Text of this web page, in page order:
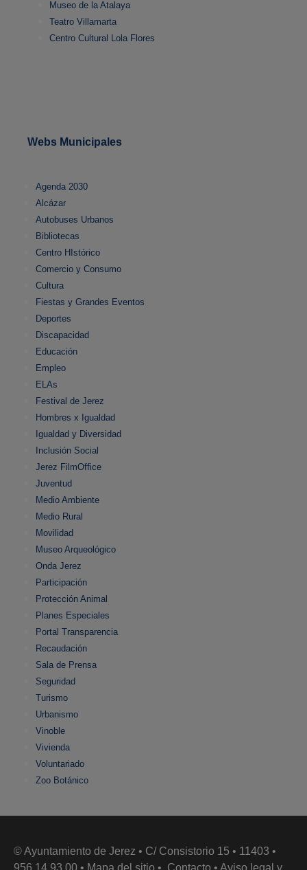
Museo de la Atalaya
Teatro Villamarta
Centro Cultural Lola Flores
Webs Municipales
Agenda 2030
Alcázar
Autobuses Urbanos
Bibliotecas
Centro HIstórico
Comercio y Consumo
Cultura
Fiestas y Grandes Eventos
Deportes
Discapacidad
Educación
Empleo
ELAs
Festival de Jerez
Hombres x Igualdad
Igualdad y Diversidad
Inclusión Social
Jerez FilmOffice
Juventud
Medio Ambiente
Medio Rural
Movilidad
Museo Arqueológico
Onda Jerez
Participación
Protección Animal
Planes Especiales
Portal Transparencia
Recaudación
Sala de Prensa
Seguridad
Turismo
Urbanismo
Vinoble
Vivienda
Voluntariado
Zoo Botánico
© Ayuntamiento de Jerez • C/ Consistorio 15 • 11403 •